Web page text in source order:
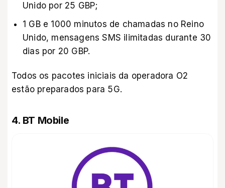
Unido por 25 GBP;
1 GB e 1000 minutos de chamadas no Reino
Unido, mensagens SMS ilimitadas durante 30
dias por 20 GBP.
Todos os pacotes iniciais da operadora O2
estão preparados para 5G.
4. BT Mobile